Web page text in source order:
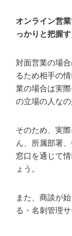
オンライン営
っかりと把握
対面営業の場
るため相手の
業の場合は実
の立場の人な
そのため、実
ん、所属部署
窓口を通じて
ょう。
また、商談が
る・名刺管理